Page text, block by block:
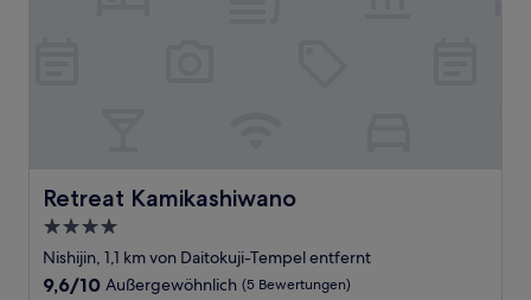
Retreat Kamikashiwano
Retreat Kamikashiwano
4.0-
Sterne-
Unterkunft
Nishijin, 1,1 km von Daitokuji-Tempel entfernt
9.6
9,6/10 Außergewöhnlich (5 Bewertungen)